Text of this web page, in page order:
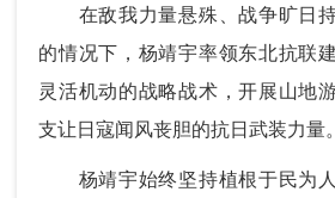
在敌我力量悬殊、战争旷日持
的情况下，杨靖宇率领东北抗联
灵活机动的战略战术，开展山地
支让日寇闻风丧胆的抗日武装力量。
杨靖宇始终坚持植根于民为人